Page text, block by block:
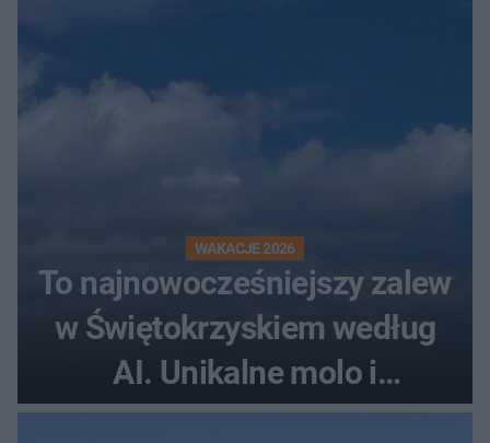
WAKACJE 2026
To najnowocześniejszy zalew
w Świętokrzyskiem według
AI. Unikalne molo i
promenada